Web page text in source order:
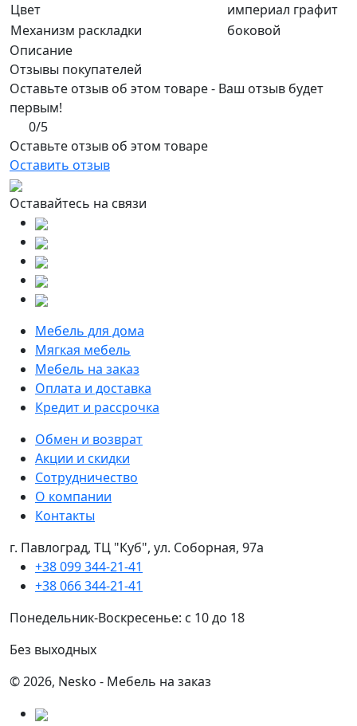
Цвет
империал графит
Механизм раскладки
боковой
Описание
Отзывы покупателей
Оставьте отзыв об этом товаре - Ваш отзыв будет
первым!
0/5
Оставьте отзыв об этом товаре
Оставить отзыв
Оставайтесь на связи
Мебель для дома
Мягкая мебель
Мебель на заказ
Оплата и доставка
Кредит и рассрочка
Обмен и возврат
Акции и скидки
Сотрудничество
О компании
Контакты
г. Павлоград, ТЦ "Куб", ул. Соборная, 97а
+38 099 344-21-41
+38 066 344-21-41
Понедельник-Воскресенье: с 10 до 18
Без выходных
© 2026, Nesko - Мебель на заказ